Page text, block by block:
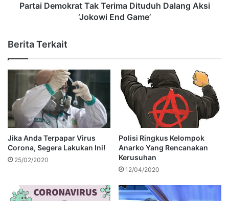
Partai Demokrat Tak Terima Dituduh Dalang Aksi
‘Jokowi End Game’
Berita Terkait
Jika Anda Terpapar Virus
Corona, Segera Lakukan Ini!
25/02/2020
Polisi Ringkus Kelompok
Anarko Yang Rencanakan
Kerusuhan
12/04/2020